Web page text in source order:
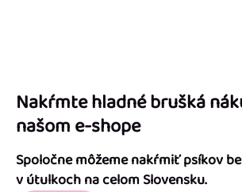
Nakŕmte hladné brušká
našom e-shope
Spoločne môžeme nakŕmiť psíkov
v útulkoch na celom Slovensku.